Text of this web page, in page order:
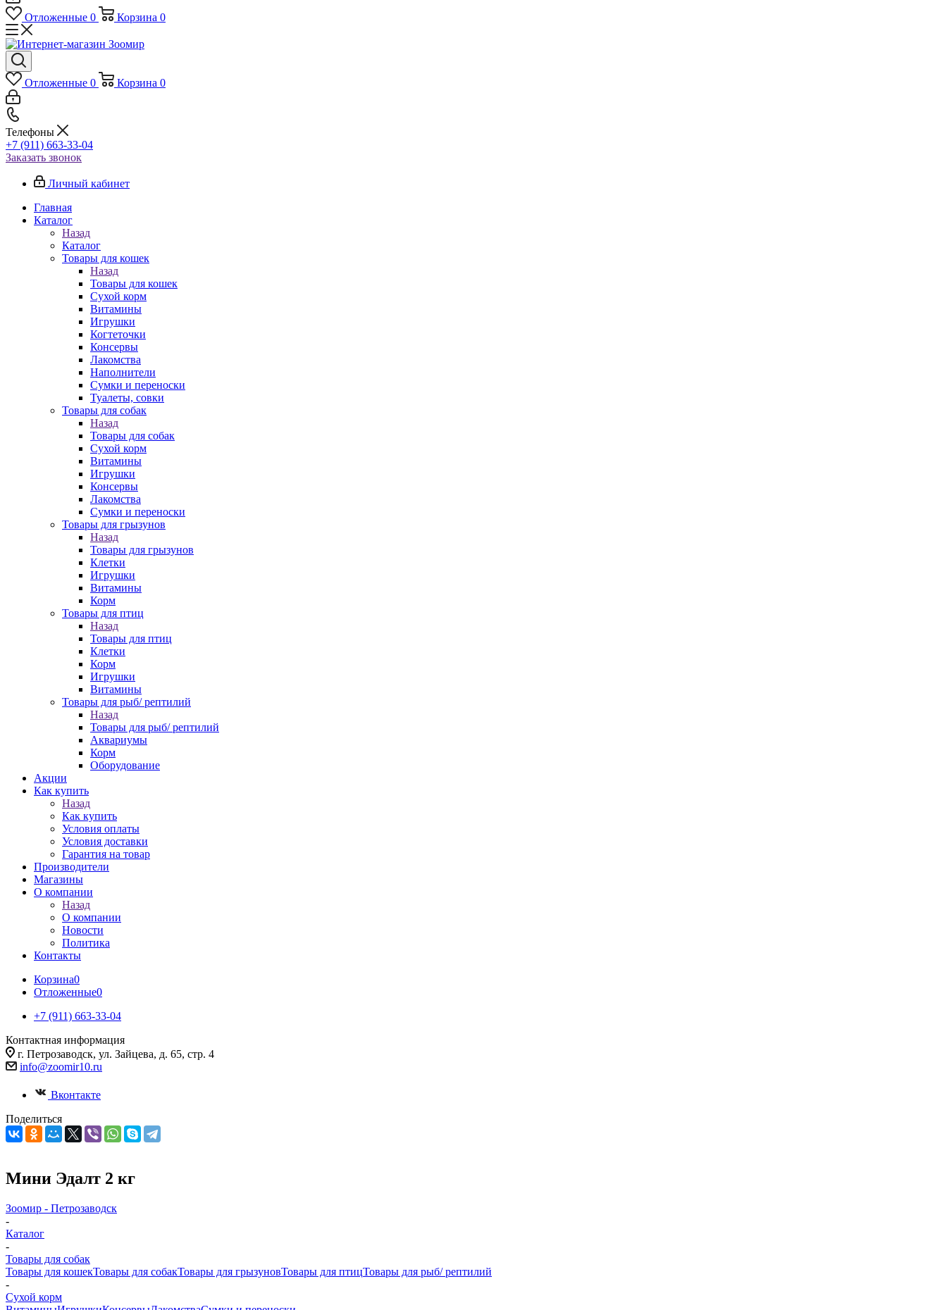
Отложенные 0 Корзина 0
Отложенные 0 Корзина 0
Телефоны
+7 (911) 663-33-04
Заказать звонок
Личный кабинет
Главная
Каталог
Назад
Каталог
Товары для кошек
Назад
Товары для кошек
Cухой корм
Витамины
Игрушки
Когтеточки
Консервы
Лакомства
Наполнители
Сумки и переноски
Туалеты, совки
Товары для собак
Назад
Товары для собак
Cухой корм
Витамины
Игрушки
Консервы
Лакомства
Сумки и переноски
Товары для грызунов
Назад
Товары для грызунов
Клетки
Игрушки
Витамины
Корм
Товары для птиц
Назад
Товары для птиц
Клетки
Корм
Игрушки
Витамины
Товары для рыб/ рептилий
Назад
Товары для рыб/ рептилий
Аквариумы
Корм
Оборудование
Акции
Как купить
Назад
Как купить
Условия оплаты
Условия доставки
Гарантия на товар
Производители
Магазины
О компании
Назад
О компании
Новости
Политика
Контакты
Корзина0
Отложенные0
+7 (911) 663-33-04
Контактная информация
г. Петрозаводск, ул. Зайцева, д. 65, стр. 4
info@zoomir10.ru
Вконтакте
Поделиться
Мини Эдалт 2 кг
Зоомир - Петрозаводск
-
Каталог
-
Товары для собак
Товары для кошекТовары для собакТовары для грызуновТовары для птицТовары для рыб/ рептилий
-
Cухой корм